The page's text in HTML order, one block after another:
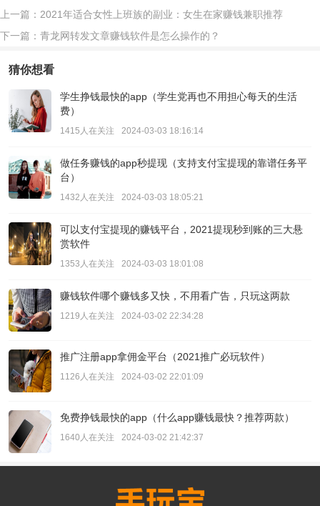
上一篇：2021年适合女性上班族的副业：女生在家赚钱兼职推荐
下一篇：青龙网转发文章赚钱软件是怎么操作的？
猜你想看
学生挣钱最快的app（学生党再也不用担心每天的生活
费）
1415人在关注 2024-03-03 18:16:14
做任务赚钱的app秒提现（支持支付宝提现的靠谱任务平
台）
1432人在关注 2024-03-03 18:05:21
可以支付宝提现的赚钱平台，2021提现秒到账的三大悬
赏软件
1353人在关注 2024-03-03 18:01:08
赚钱软件哪个赚钱多又快，不用看广告，只玩这两款
1219人在关注 2024-03-02 22:34:28
推广注册app拿佣金平台（2021推广必玩软件）
1126人在关注 2024-03-02 22:01:09
免费挣钱最快的app（什么app赚钱最快？推荐两款）
1640人在关注 2024-03-02 21:42:37